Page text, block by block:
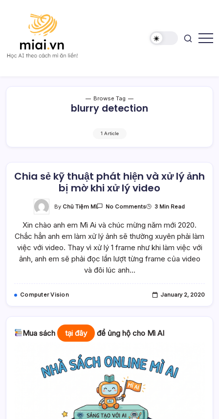
Browse Tag
blurry detection
1 Article
Chia sẻ kỹ thuật phát hiện và xử lý ảnh
bị mờ khi xử lý video
By Chủ Tiệm Mì No CommentsOn
Kỹ
Phát
Hiện
Và
Xử
Lý
Xử
3 Min Read
Xin chào anh em Mì Ai và chúc mừng năm mới 2020.
Chắc hẳn anh em làm xử lý ảnh sẽ thường xuyên phải làm
việc với video. Thay vì xử lý 1 frame như khi làm việc với
ảnh, anh em sẽ phải đọc lần lượt từng frame của video
và đôi lúc anh…
Computer Vision January 2, 2020
Mua sách tại đây để ủng hộ cho Mì AI